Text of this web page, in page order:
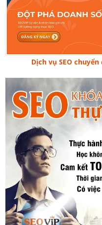
Dịch vụ SEO chuyển